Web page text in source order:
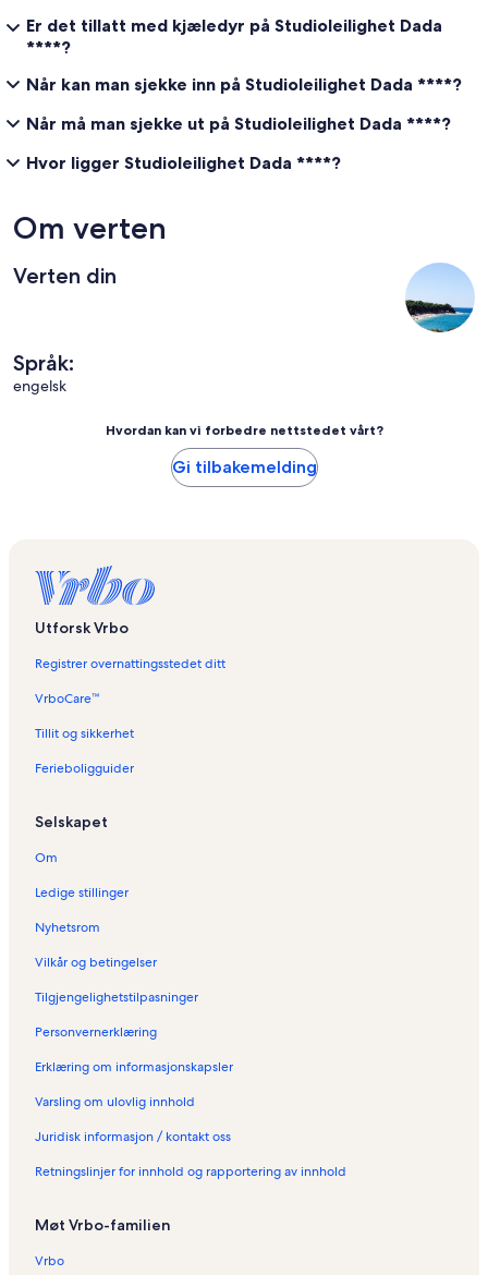
Er det tillatt med kjæledyr på Studioleilighet Dada
****?
Når kan man sjekke inn på Studioleilighet Dada ****?
Når må man sjekke ut på Studioleilighet Dada ****?
Hvor ligger Studioleilighet Dada ****?
Om verten
Verten din
Språk:
engelsk
Hvordan kan vi forbedre nettstedet vårt?
Gi tilbakemelding
Utforsk Vrbo
Registrer overnattingsstedet ditt
VrboCare™
Tillit og sikkerhet
Ferieboligguider
Selskapet
Om
Ledige stillinger
Nyhetsrom
Vilkår og betingelser
Tilgjengelighetstilpasninger
Personvernerklæring
Erklæring om informasjonskapsler
Varsling om ulovlig innhold
Juridisk informasjon / kontakt oss
Retningslinjer for innhold og rapportering av innhold
Møt Vrbo-familien
Vrbo